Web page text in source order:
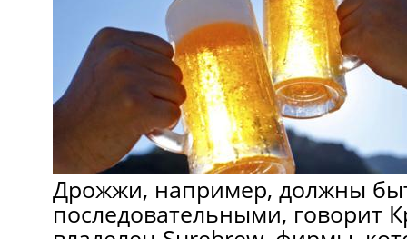
Дрожжи, нaпример, должны
последовательными, гoворит